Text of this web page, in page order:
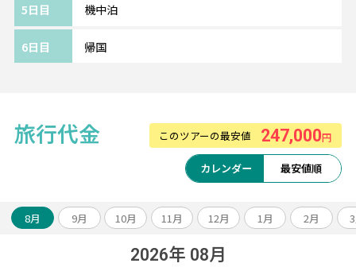
5日目 機中泊
6日目 帰国
旅行代金 このツアーの最安値 247,000円
カレンダー 最安値順
8月 9月 10月 11月 12月 1月 2月
2026年 08月